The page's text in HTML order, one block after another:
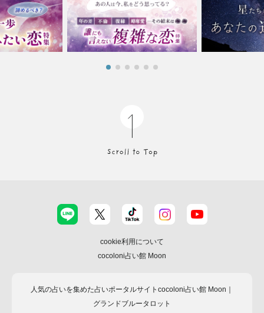
cookie利用について
cocoloni占い館 Moon
人気の占いを集めた占いポータルサイトcocoloni占い館 Moon｜
グランドブルータロット